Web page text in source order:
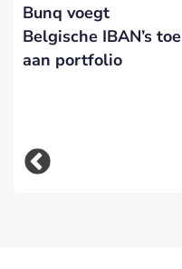
Bunq voegt
Belgische IBAN’s toe
aan portfolio